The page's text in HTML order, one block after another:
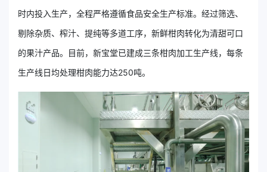
时内投入生产，全程严格遵循食品安全生产标准。经过筛选、
剔除杂质、榨汁、提纯等多道工序，新鲜柑肉转化为清甜可口
的果汁产品。目前，新宝堂已建成三条柑肉加工生产线，每条
生产线日均处理柑肉能力达250吨。